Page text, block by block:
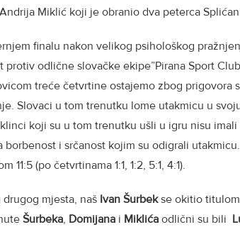
Miklić koji je obranio dva peterca
finalu nakon velikog psihološkog
protiv odlične slovačke ekipe”Pirana Sport
treće četvrtine ostajemo zbog prigovora
Slovaci u tom trenutku lome utakmicu u
koji su u tom trenutku ušli u igru nisu
borbenost i srčanost kojim su odigrali
11:5 (po četvrtinama 1:1, 1:2, 5:1, 4:1).
mjesta, naš Ivan Šurbekse okitio
Šurbeka, Domijana i Miklića odlični su bili